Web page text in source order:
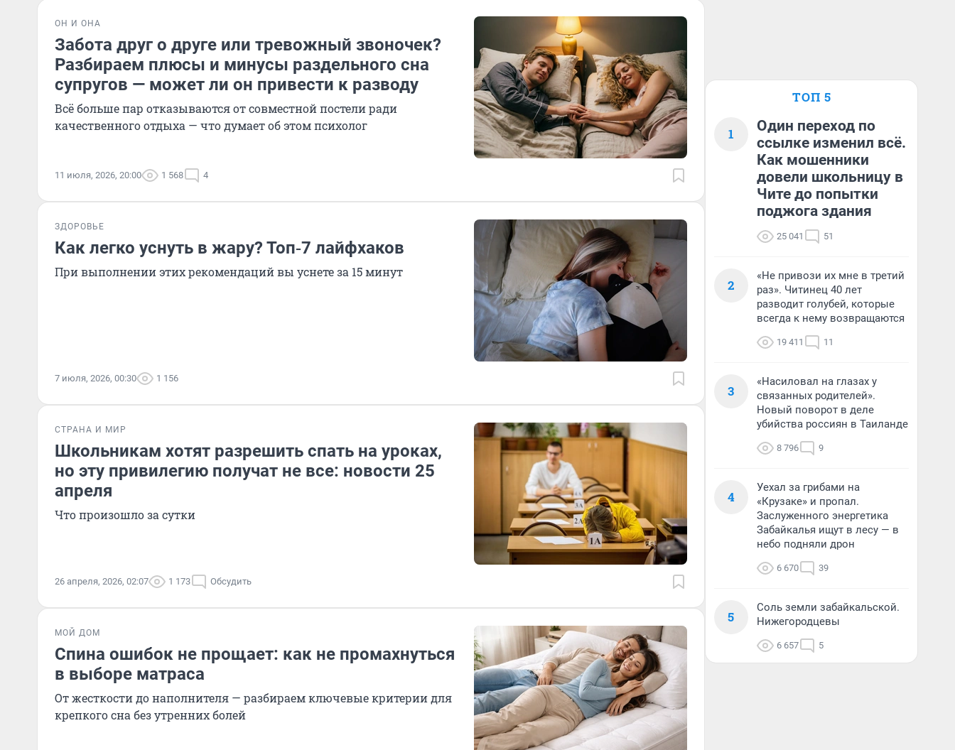
ОН И ОНА
Забота друг о друге или тревожный звоночек?
Разбираем плюсы и минусы раздельного сна
супругов — может ли он привести к разводу
Всё больше пар отказываются от совместной постели ради
качественного отдыха — что думает об этом психолог
11 июля, 2026, 20:00 1 568 4
ЗДОРОВЬЕ
Как легко уснуть в жару? Топ‑7 лайфхаков
При выполнении этих рекомендаций вы уснете за 15 минут
7 июля, 2026, 00:30 1 156
СТРАНА И МИР
Школьникам хотят разрешить спать на уроках,
но эту привилегию получат не все: новости 25
апреля
Что произошло за сутки
26 апреля, 2026, 02:07 1 173 Обсудить
МОЙ ДОМ
Спина ошибок не прощает: как не промахнуться
в выборе матраса
От жесткости до наполнителя — разбираем ключевые критерии для
крепкого сна без утренних болей
ТОП 5
1
Один переход по
ссылке изменил всё.
Как мошенники
довели школьницу в
Чите до попытки
поджога здания
25 041 51
2
«Не привози их мне в третий
раз». Читинец 40 лет
разводит голубей, которые
всегда к нему возвращаются
19 411 11
3
«Насиловал на глазах у
связанных родителей».
Новый поворот в деле
убийства россиян в Таиланде
8 796 9
4
Уехал за грибами на
«Крузаке» и пропал.
Заслуженного энергетика
Забайкалья ищут в лесу — в
небо подняли дрон
6 670 39
5
Соль земли забайкальской.
Нижегородцевы
6 657 5